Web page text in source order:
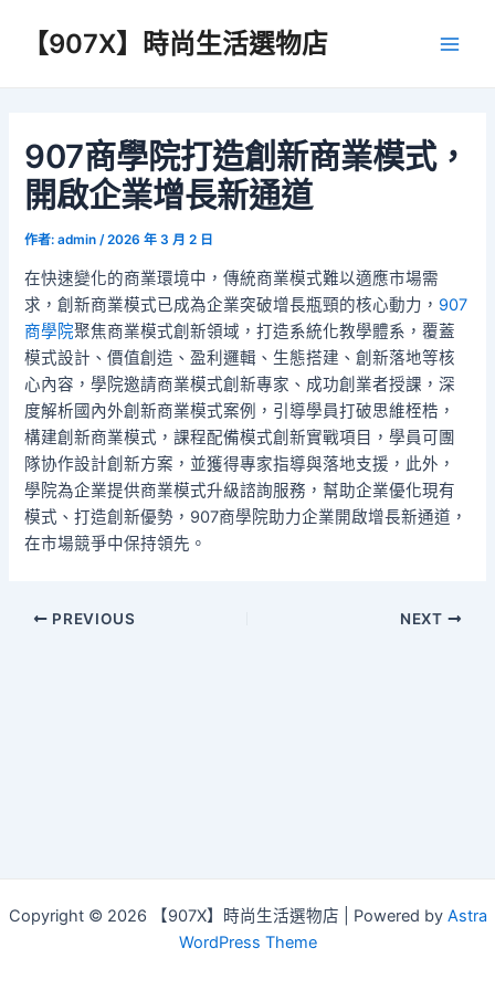
【907X】時尚生活選物店
907商學院打造創新商業模式，
開啟企業增長新通道
作者:admin /2026 年 3 月 2 日
在快速變化的商業環境中，傳統商業模式難以適應市場需
求，創新商業模式已成為企業突破增長瓶頸的核心動力， 907
商學院聚焦商業模式創新領域，打造系統化教學體系，覆蓋
模式設計、價值創造、盈利邏輯、生態搭建、創新落地等核
心內容，學院邀請商業模式創新專家、成功創業者授課，深
度解析國內外創新商業模式案例，引導學員打破思維桎梏，
構建創新商業模式，課程配備模式創新實戰項目，學員可團
隊协作設計創新方案，並獲得專家指導與落地支援，此外，
學院為企業提供商業模式升級諮詢服務，幫助企業優化現有
模式、打造創新優勢，907商學院助力企業開啟增長新通道，
在市場競爭中保持領先。
Post
PREVIOUS NEXT
Copyright © 2026 【907X】時尚生活選物店 | Powered by Astra
WordPress Theme